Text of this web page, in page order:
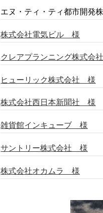
エヌ・ティ・ティ都市開発
株式会社電気ビル 様
クレアプランニング株式会
ヒューリック株式会社 様
株式会社西日本新聞社 様
雑貨館インキューブ 様
サントリー株式会社 様
株式会社オカムラ 様